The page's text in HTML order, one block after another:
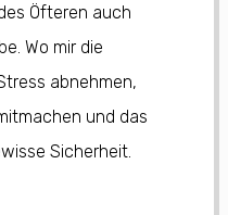
Öfteren auch
Wo mir die
abnehmen,
und das
Sicherheit.